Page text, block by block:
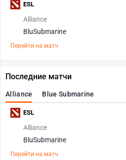
Alliance
BluSubmarine
Перейти на матч
ESL
Последние матчи
Alliance Blue Submarine
Alliance
BluSubmarine
Перейти на матч
ESL